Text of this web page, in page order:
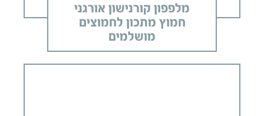
מלפפון קורנישון אורגני
חמוץ מתכון לחמוצים
מושלמים